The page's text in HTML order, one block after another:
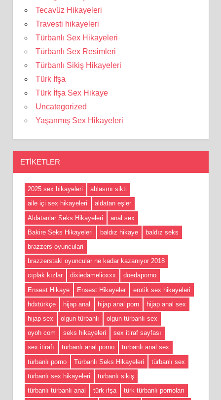
Tecavüz Hikayeleri
Travesti hikayeleri
Türbanlı Sex Hikayeleri
Türbanlı Sex Resimleri
Türbanlı Sikiş Hikayeleri
Türk İfşa
Türk İfşa Sex Hikaye
Uncategorized
Yaşanmış Sex Hikayeleri
ETIKETLER
2025 sex hikayeleri
ablasını sikti
aile içi sex hikayeleri
aldatan eşler
Aldatanlar Seks Hikayeleri
anal sex
Bakire Seks Hikayeleri
baldız hikaye
baldız seks
brazzers oyunculari
brazzerstaki oyuncular ne kadar kazanıyor 2018
cıplak kızlar
dixiedamelioxxx
doedaporno
Ensest Hikaye
Ensest Hikayeler
erotik sex hikayeleri
hdxtürkçe
hijap anal hijap anal porn
hijap anal sex
hijap sex
olgun türbanlı
olgun türbanlı sex
oyoh com
seks hikayeleri
sex itiraf sayfası
sex itirafı
türbanlı anal porno
türbanlı anal sex
türbanlı porno
Türbanlı Seks Hikayeleri
türbanlı sex
türbanlı sex hikayeleri
türbanlı sikiş
türbanlı türbanlı anal
türk ifşa türk türbanlı pornoları